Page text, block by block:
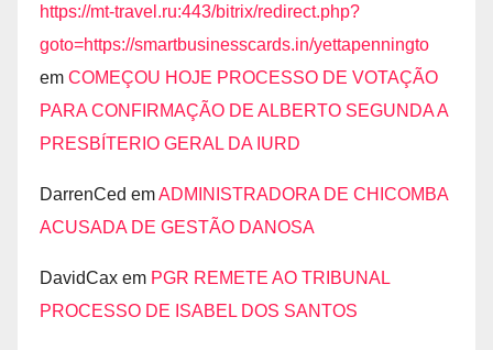
https://mt-travel.ru:443/bitrix/redirect.php?
goto=https://smartbusinesscards.in/yettapenningto
em COMEÇOU HOJE PROCESSO DE VOTAÇÃO
PARA CONFIRMAÇÃO DE ALBERTO SEGUNDA A
PRESBÍTERIO GERAL DA IURD
DarrenCed emADMINISTRADORA DE CHICOMBA
ACUSADA DE GESTÃO DANOSA
DavidCax em PGR REMETE AO TRIBUNAL
PROCESSO DE ISABEL DOS SANTOS